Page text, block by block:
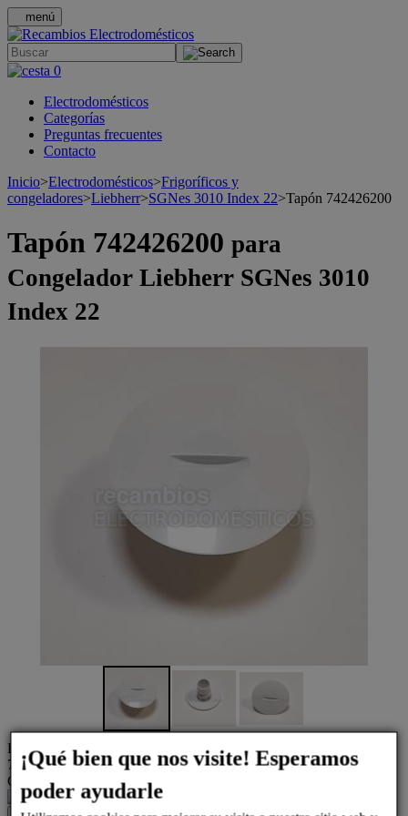
menú
0
Electrodomésticos
Categorías
Preguntas frecuentes
Contacto
Inicio>Electrodomésticos>Frigoríficos y
congeladores>Liebherr>SGNes 3010 Index 22>Tapón 742426200
Tapón 742426200 para
Congelador Liebherr SGNes 3010
Index 22
Precio
7,79 €
Cantidad
1
¡Qué bien que nos visite! Esperamos
poder ayudarle